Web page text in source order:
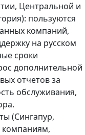
Центральной и
пользуются
компаний,
на русском
сроки
дополнительной
отчетов за
обслуживания,
(Сингапур,
компаниям,